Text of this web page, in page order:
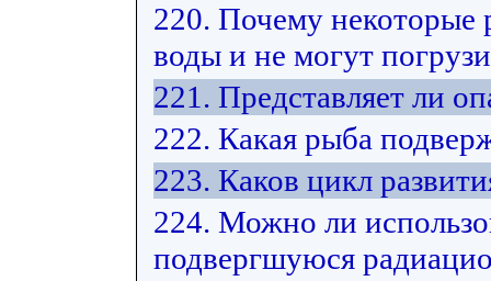
220. Почему некоторые
воды и не могут
221. Представляет ли
222. Какая рыба
223. Каков цикл
224. Можно ли
подвергшуюся